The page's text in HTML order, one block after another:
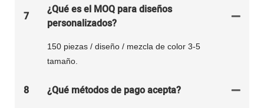
7
¿Qué es el MOQ para diseños
personalizados?
150 piezas / diseño / mezcla de color 3-5
tamaño.
8 ¿Qué métodos de pago acepta?